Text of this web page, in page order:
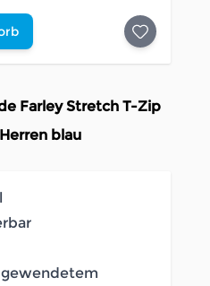
Farley Stretch T-Zip
blau